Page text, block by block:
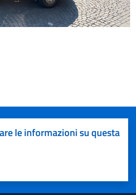
le informazioni su questa
5 stelle su 5
su 5
su 5
5